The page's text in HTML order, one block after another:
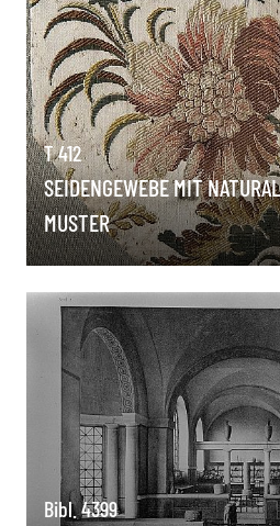
T 412
SEIDENGEWEBE MIT
MUSTER
Bibl. 4399